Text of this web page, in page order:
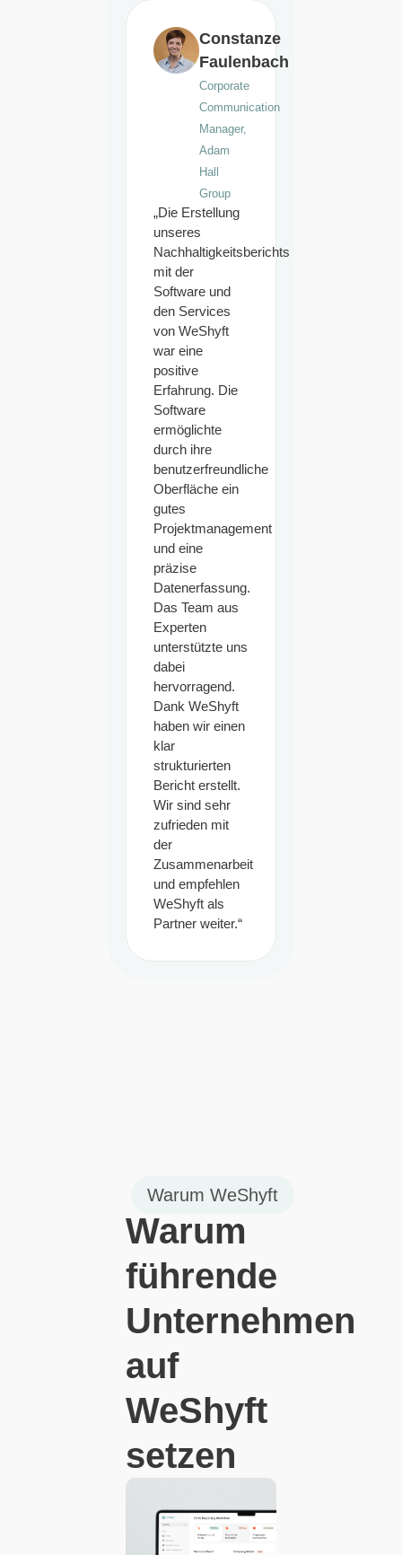
Constanze
Faulenbach
Corporate
Communication
Manager,
Adam
Hall
Group
„Die Erstellung
unseres
Nachhaltigkeitsberichts
mit der
Software und
den Services
von WeShyft
war eine
positive
Erfahrung. Die
Software
ermöglichte
durch ihre
benutzerfreundliche
Oberfläche ein
gutes
Projektmanagement
und eine
präzise
Datenerfassung.
Das Team aus
Experten
unterstützte uns
dabei
hervorragend.
Dank WeShyft
haben wir einen
klar
strukturierten
Bericht erstellt.
Wir sind sehr
zufrieden mit
der
Zusammenarbeit
und empfehlen
WeShyft als
Partner weiter.“
Warum WeShyft
Warum
führende
Unternehmen
auf
WeShyft
setzen